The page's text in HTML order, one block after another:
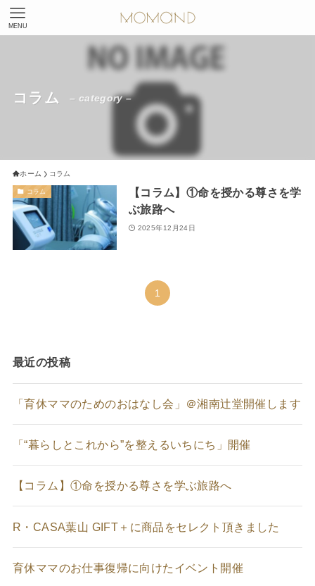
MENU
コラム – category –
ホーム コラム
コラム
【コラム】①命を授かる尊さを学
ぶ旅路へ
2025年12月24日
1
最近の投稿
「育休ママのためのおはなし会」＠湘南辻堂開催します
「“暮らしとこれから”を整えるいちにち」開催
【コラム】①命を授かる尊さを学ぶ旅路へ
R・CASA葉山 GIFT＋に商品をセレクト頂きました
育休ママのお仕事復帰に向けたイベント開催